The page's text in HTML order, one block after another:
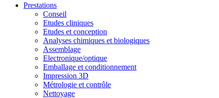
Prestations
Conseil
Etudes cliniques
Etudes et conception
Analyses chimiques et biologiques
Assemblage
Electronique/optique
Emballage et conditionnement
Impression 3D
Métrologie et contrôle
Nettoyage